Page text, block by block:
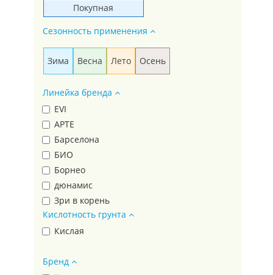
Сезонность применения
Зима Весна Лето Осень
Линейка бренда
EVI
АРТЕ
Барселона
БИО
Борнео
дюнамис
Зри в корень
КРЕПЫШ
лондон
МАЛЫШОК
Покупная
Кислотность грунта
Кислая
Бренд